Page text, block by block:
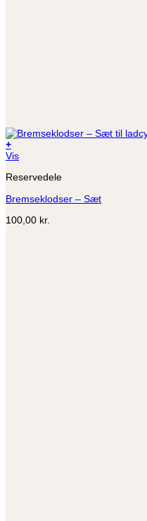
+
Vis
Reservedele
Bremseklodser – Sæt
100,00 kr.